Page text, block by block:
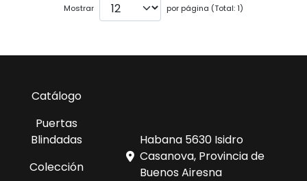
Mostrar por página (Total: 1)
Catálogo
Puertas
Blindadas
Colección
Habana 5630 Isidro
Casanova, Provincia de
Buenos Airesna